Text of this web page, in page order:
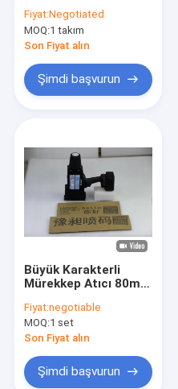
Bir teklif isteği
El Tipi Mürekkep
Endüstriyel Mürekkep
Lazer İşaretleme Makinesi
Kodlama Ve Markalama
Yüksek Çözünürlüklü
Termal Mürekkep
Taşınabilir Mürekkep
Büyük Karakterli
Çelik Boru DOD
Solvent Bazlı
Mürekkep
Fiyat:Negotiated
MOQ:1 takım
Son Fiyat alın
Şimdi başvurun
Büyük Karakterli
Mürekkep Atıcı 80mm
Karton Kutusu için
Fiyat:negotiable
MOQ:1 set
Son Fiyat alın
Şimdi başvurun